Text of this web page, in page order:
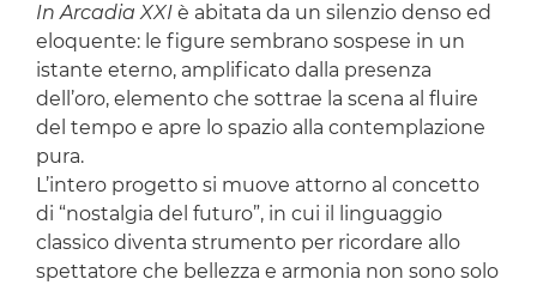
In Arcadia XXI è abitata da un silenzio denso ed
eloquente: le figure sembrano sospese in un
istante eterno, amplificato dalla presenza
dell’oro, elemento che sottrae la scena al fluire
del tempo e apre lo spazio alla contemplazione
pura.
L’intero progetto si muove attorno al concetto
di “nostalgia del futuro”, in cui il linguaggio
classico diventa strumento per ricordare allo
spettatore che bellezza e armonia non sono solo